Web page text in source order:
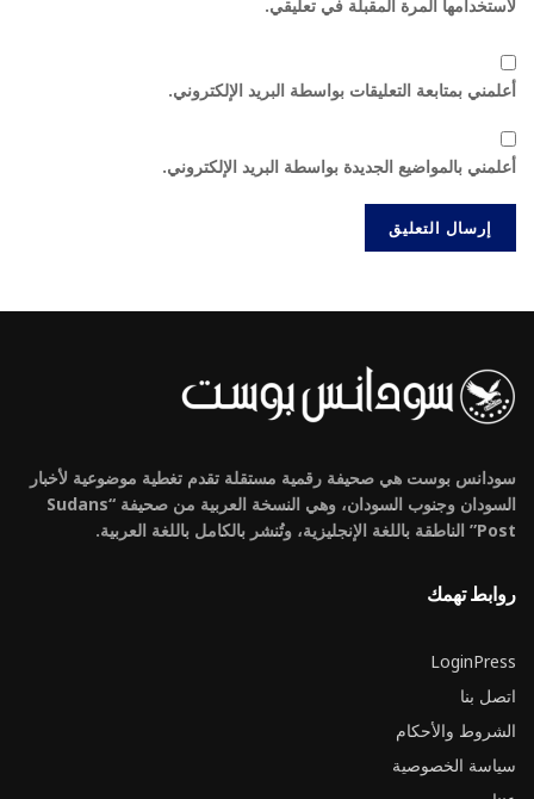
لاستخدامها المرة المقبلة في تعليقي.
أعلمني بمتابعة التعليقات بواسطة البريد الإلكتروني.
أعلمني بالمواضيع الجديدة بواسطة البريد الإلكتروني.
سودانس بوست هي صحيفة رقمية مستقلة تقدم تغطية موضوعية لأخبار
السودان وجنوب السودان، وهي النسخة العربية من صحيفة “Sudans
Post” الناطقة باللغة الإنجليزية، وتُنشر بالكامل باللغة العربية.
روابط تهمك
LoginPress
اتصل بنا
الشروط والأحكام
سياسة الخصوصية